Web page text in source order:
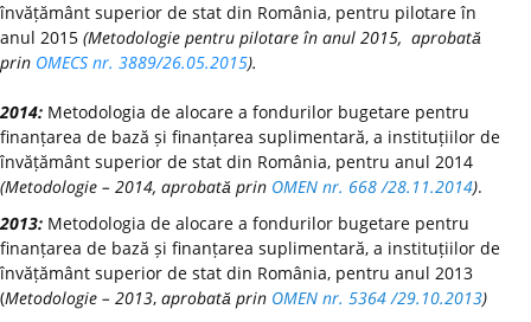
învățământ superior de stat din România, pentru pilotare în
anul 2015 (Metodologie pentru pilotare în anul 2015, aprobată
prin OMECS nr. 3889/26.05.2015).
2014: Metodologia de alocare a fondurilor bugetare pentru
finanțarea de bază și finanțarea suplimentară, a instituțiilor de
învățământ superior de stat din România, pentru anul 2014
(Metodologie – 2014, aprobată prin OMEN nr. 668 /28.11.2014).
2013: Metodologia de alocare a fondurilor bugetare pentru
finanțarea de bază și finanțarea suplimentară, a instituțiilor de
învățământ superior de stat din România, pentru anul 2013
(Metodologie – 2013, aprobată prin OMEN nr. 5364 /29.10.2013)